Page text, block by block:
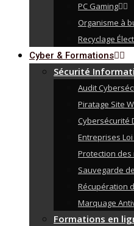
PC Gaming
Organisme à
Recyclage
Cyber & Formations
Sécurité
Audit
Piratage Site
Cybersécurité
Entreprises Loi
Protection
Sauvegarde
Récupération
Marquage
Formations en